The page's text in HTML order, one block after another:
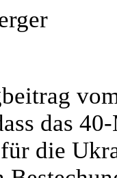
das
die